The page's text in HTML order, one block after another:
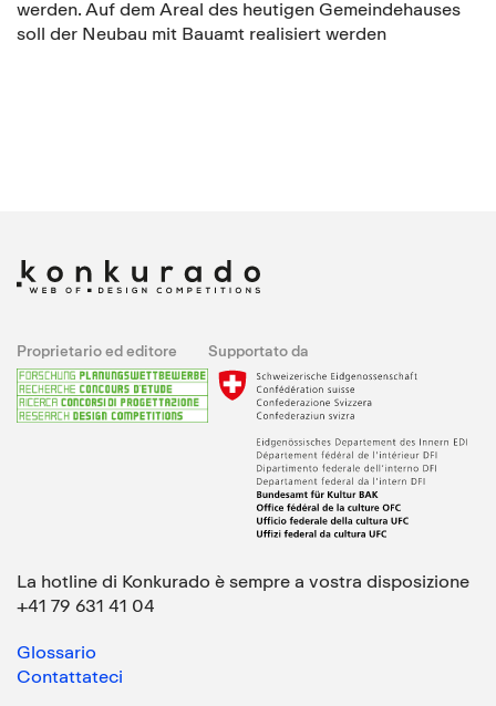
werden. Auf dem Areal des heutigen Gemeindehauses
soll der Neubau mit Bauamt realisiert werden
Proprietario ed editore Supportato da
La hotline di Konkurado è sempre a vostra disposizione
+41 79 631 41 04
Glossario
Contattateci